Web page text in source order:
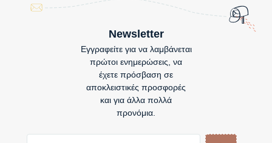
Newsletter
Εγγραφείτε για να λαμβάνεται
πρώτοι ενημερώσεις, να
έχετε πρόσβαση σε
αποκλειστικές προσφορές
και για άλλα πολλά
προνόμια.